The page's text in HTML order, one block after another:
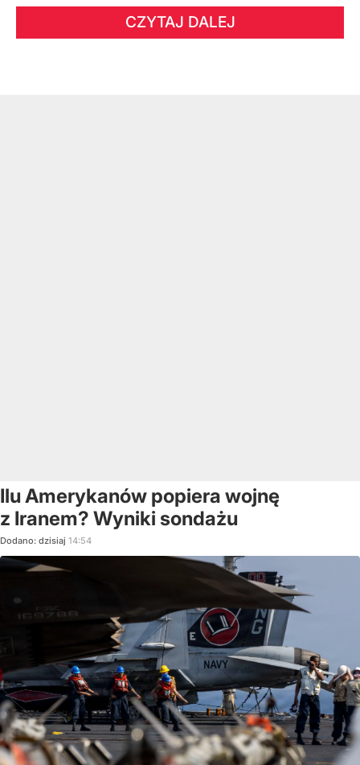
CZYTAJ DALEJ
Ilu Amerykanów popiera wojnę
z Iranem? Wyniki sondażu
Dodano: dzisiaj 14:54